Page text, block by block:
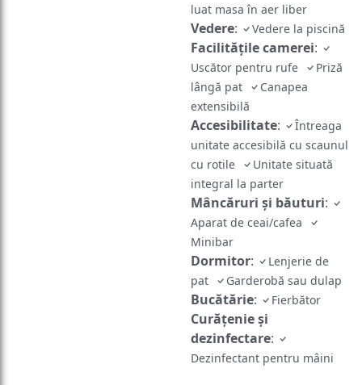
luat masa în aer liber
Vedere: Vedere la piscină
Facilităţile camerei:
Uscător pentru rufe
Priză
lângă pat
Canapea
extensibilă
Accesibilitate:
Întreaga
unitate accesibilă cu scaunul
cu rotile
Unitate situată
integral la parter
Mâncăruri și băuturi:
Aparat de ceai/cafea
Minibar
Dormitor:
Lenjerie de
pat
Garderobă sau dulap
Bucătărie: Fierbător
Curățenie și
dezinfectare:
Dezinfectant pentru mâini